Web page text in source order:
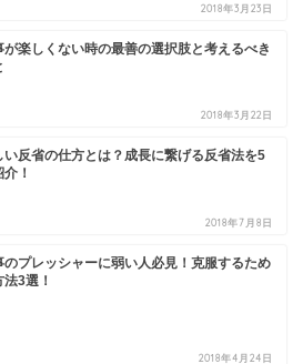
2018年3月23日
が楽しくない時の最善の選択肢と考えるべき
2018年3月22日
い反省の仕方とは？成長に繋げる反省法を5
！
2018年7月8日
のプレッシャーに弱い人必見！克服するため
3選！
2018年4月24日